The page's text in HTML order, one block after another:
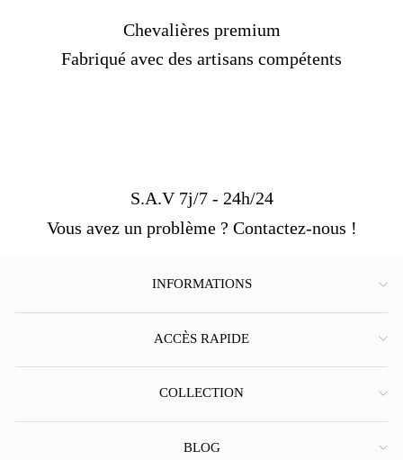
Chevalières premium
Fabriqué avec des artisans compétents
S.A.V 7j/7 - 24h/24
Vous avez un problème ? Contactez-nous !
INFORMATIONS
ACCÈS RAPIDE
COLLECTION
BLOG